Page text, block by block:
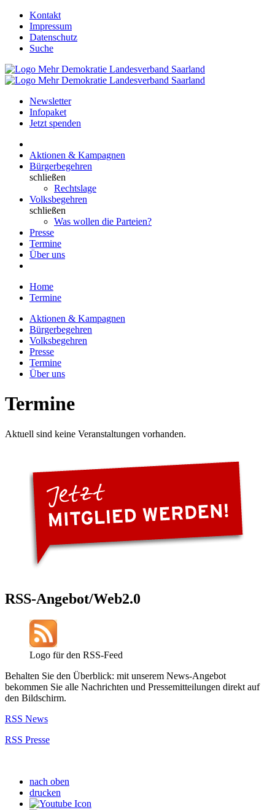
Kontakt
Impressum
Datenschutz
Suche
Newsletter
Infopaket
Jetzt spenden
Aktionen & Kampagnen
Bürgerbegehren
schließen
Rechtslage
Volksbegehren
schließen
Was wollen die Parteien?
Presse
Termine
Über uns
Home
Termine
Aktionen & Kampagnen
Bürgerbegehren
Volksbegehren
Presse
Termine
Über uns
Termine
Aktuell sind keine Veranstaltungen vorhanden.
RSS-Angebot/Web2.0
Logo für den RSS-Feed
Behalten Sie den Überblick: mit unserem News-Angebot
bekommen Sie alle Nachrichten und Pressemitteilungen direkt auf
den Bildschirm.
RSS News
RSS Presse
nach oben
drucken